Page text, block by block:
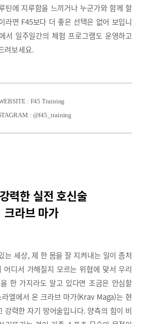
틴에 지루함을 느끼거나 누군가와 함께 할
라면 F45보다 더 좋은 선택은 없어 보입니
서 일주일간의 체험 프로그램도 운영하고
려보세요.
: F45 Training
: @f45_training
력한 실전 호신술
크라브 마가
는 세상, 제 한 몸을 잘 지켜내는 일이 좀처
어디서 가해질지 모르는 위협에 맞서 우리
한 가지라도 알고 있다면 조금은 안심할
엘에서 온 크라브 마가(Krav Maga)는 현
강력한 자기 방어술입니다. 양측의 힘이 비